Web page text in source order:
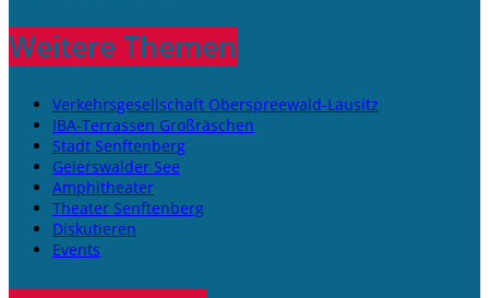
Weitere Themen
Verkehrsgesellschaft Oberspreewald-Lausitz
IBA-Terrassen Großräschen
Stadt Senftenberg
Geierswalder See
Amphitheater
Theater Senftenberg
Diskutieren
Events